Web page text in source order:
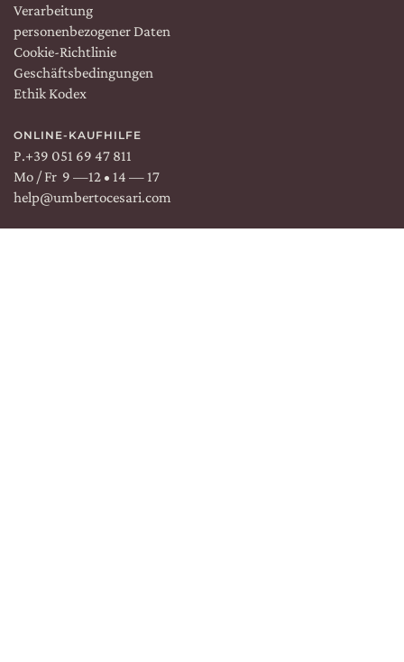
Verarbeitung
personenbezogener Daten
Cookie-Richtlinie
Geschäftsbedingungen
Ethik Kodex
ONLINE-KAUFHILFE
P.+39 051 69 47 811
Mo / Fr 9 —12 • 14 — 17
help@umbertocesari.com